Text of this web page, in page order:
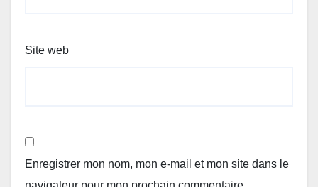
Site web
Enregistrer mon nom, mon e-mail et mon site dans le